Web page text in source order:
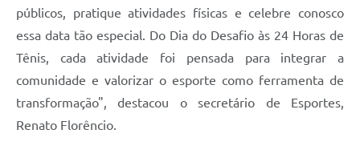
públicos, pratique atividades físicas e celebre conosco
essa data tão especial. Do Dia do Desafio às 24 Horas de
Tênis, cada atividade foi pensada para integrar a
comunidade e valorizar o esporte como ferramenta de
transformação", destacou o secretário de Esportes,
Renato Florêncio.